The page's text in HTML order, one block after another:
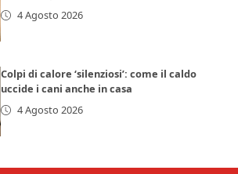
4 Agosto 2026
Colpi di calore ‘silenziosi’: come il caldo
uccide i cani anche in casa
4 Agosto 2026